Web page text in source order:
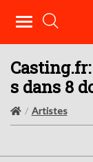
s dans 8
Artistes